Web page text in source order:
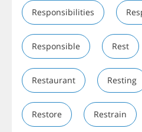
Responsibilities
Responsible Rest
Restaurant Resting
Restore Restrain